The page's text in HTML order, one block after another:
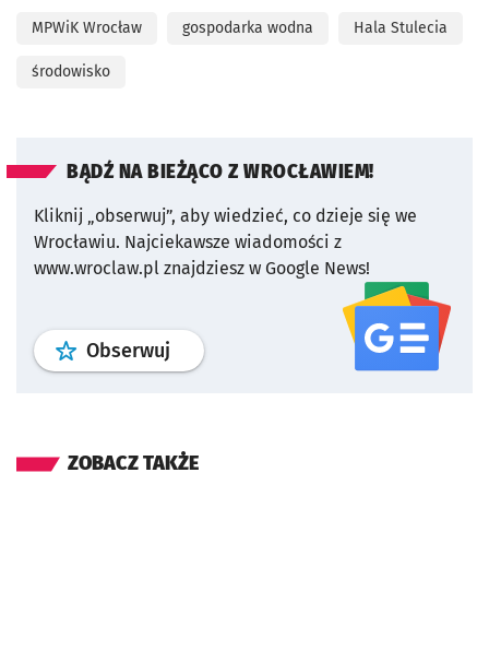
MPWiK Wrocław gospodarka wodna Hala Stulecia
środowisko
BĄDŹ NA BIEŻĄCO Z WROCŁAWIEM!
Kliknij „obserwuj”, aby wiedzieć, co dzieje się we
Wrocławiu. Najciekawsze wiadomości z
www.wroclaw.pl znajdziesz w Google News!
Obserwuj profil serwisu
ZOBACZ TAKŻE